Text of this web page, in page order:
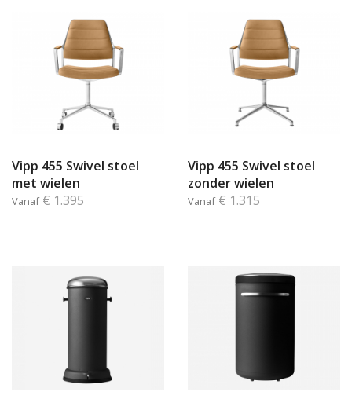
Vipp 455 Swivel stoel
met wielen
Vanaf € 1.395
Vipp 455 Swivel stoel
zonder wielen
Vanaf € 1.315